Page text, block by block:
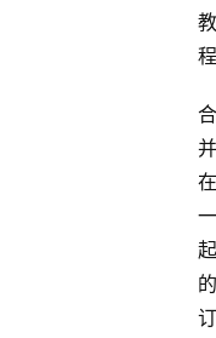
合
并
在
一
起
的
订